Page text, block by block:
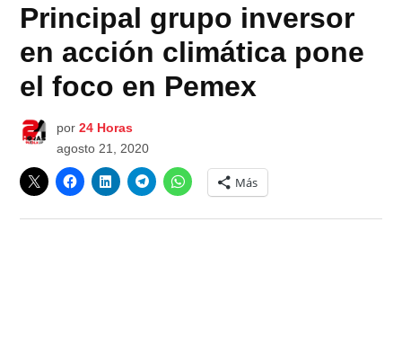
Principal grupo inversor
en acción climática pone
el foco en Pemex
por 24 Horas
agosto 21, 2020
Más